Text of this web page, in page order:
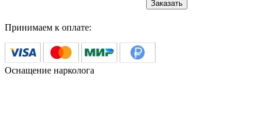
Заказать
Принимаем к оплате:
Оснащение нарколога